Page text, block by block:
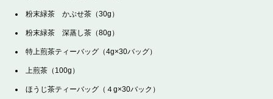
粉末緑茶 かぶせ茶（30g）
粉末緑茶 深蒸し茶（80g）
特上煎茶ティーバッグ（4g×30バッグ）
上煎茶（100g）
ほうじ茶ティーバッグ（４g×30バック）